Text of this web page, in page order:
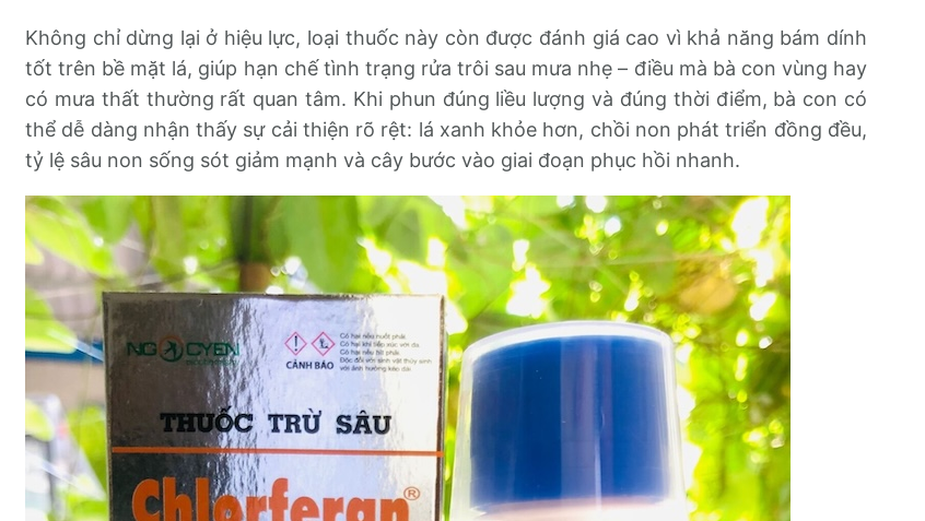
Không chỉ dừng lại ở hiệu lực, loại thuốc này còn được đánh giá cao vì khả năng bám dính
tốt trên bề mặt lá, giúp hạn chế tình trạng rửa trôi sau mưa nhẹ – điều mà bà con vùng hay
có mưa thất thường rất quan tâm. Khi phun đúng liều lượng và đúng thời điểm, bà con có
thể dễ dàng nhận thấy sự cải thiện rõ rệt: lá xanh khỏe hơn, chồi non phát triển đồng đều,
tỷ lệ sâu non sống sót giảm mạnh và cây bước vào giai đoạn phục hồi nhanh.